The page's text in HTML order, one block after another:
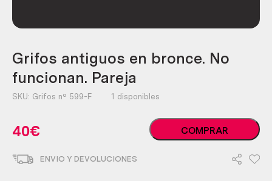
Grifos antiguos en bronce. No
funcionan. Pareja
SKU: Grifos nº 599-F 1 disponibles
40€
Grifos
antiguos
COMPRAR
ENVIO Y DEVOLUCIONES